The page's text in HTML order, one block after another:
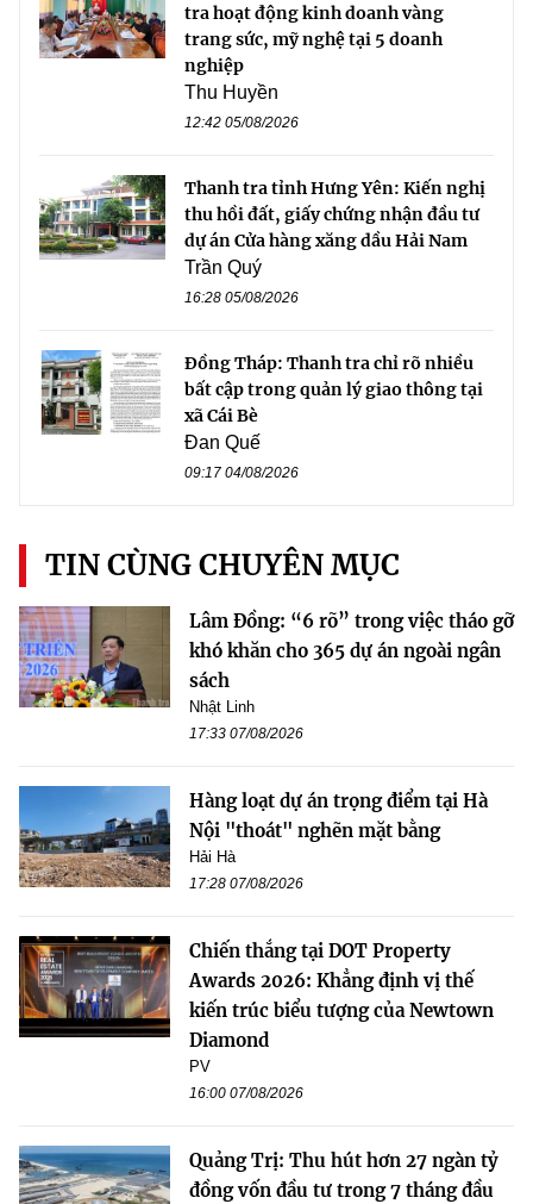
tra hoạt động kinh doanh vàng
trang sức, mỹ nghệ tại 5 doanh
nghiệp
Thu Huyền
12:42 05/08/2026
Thanh tra tỉnh Hưng Yên: Kiến nghị
thu hồi đất, giấy chứng nhận đầu tư
dự án Cửa hàng xăng dầu Hải Nam
Trần Quý
16:28 05/08/2026
Đồng Tháp: Thanh tra chỉ rõ nhiều
bất cập trong quản lý giao thông tại
xã Cái Bè
Đan Quế
09:17 04/08/2026
TIN CÙNG CHUYÊN MỤC
Lâm Đồng: “6 rõ” trong việc tháo gỡ
khó khăn cho 365 dự án ngoài ngân
sách
Nhật Linh
17:33 07/08/2026
Hàng loạt dự án trọng điểm tại Hà
Nội "thoát" nghẽn mặt bằng
Hải Hà
17:28 07/08/2026
Chiến thắng tại DOT Property
Awards 2026: Khẳng định vị thế
kiến trúc biểu tượng của Newtown
Diamond
PV
16:00 07/08/2026
Quảng Trị: Thu hút hơn 27 ngàn tỷ
đồng vốn đầu tư trong 7 tháng đầu